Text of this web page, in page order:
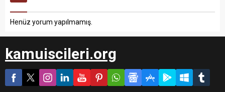
Henüz yorum yapılmamış.
kamuiscileri.org